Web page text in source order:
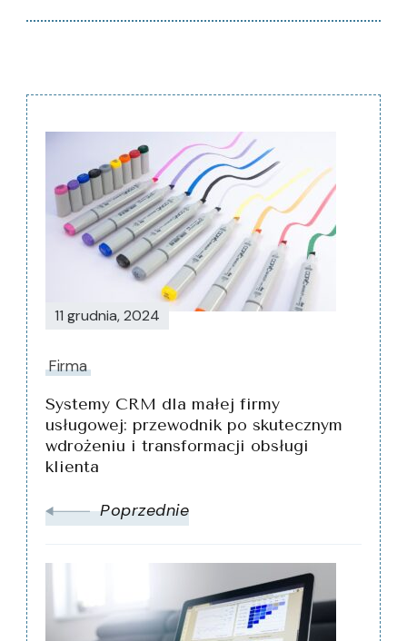
Nawigacja
wpisu
11 grudnia, 2024
Firma
Systemy CRM dla małej firmy
usługowej: przewodnik po skutecznym
wdrożeniu i transformacji obsługi
klienta
Poprzednie